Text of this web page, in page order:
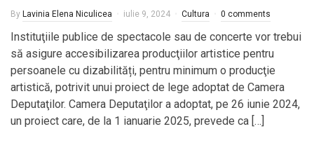
By Lavinia Elena Niculicea iulie 9, 2024 Cultura 0 comments
Instituţiile publice de spectacole sau de concerte vor trebui
să asigure accesibilizarea producţiilor artistice pentru
persoanele cu dizabilități, pentru minimum o producţie
artistică, potrivit unui proiect de lege adoptat de Camera
Deputaţilor. Camera Deputaţilor a adoptat, pe 26 iunie 2024,
un proiect care, de la 1 ianuarie 2025, prevede ca […]